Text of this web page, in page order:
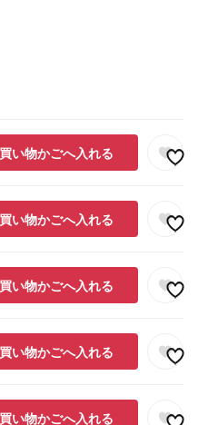
買い物かごへ入れる
買い物かごへ入れる
買い物かごへ入れる
買い物かごへ入れる
買い物かごへ入れる